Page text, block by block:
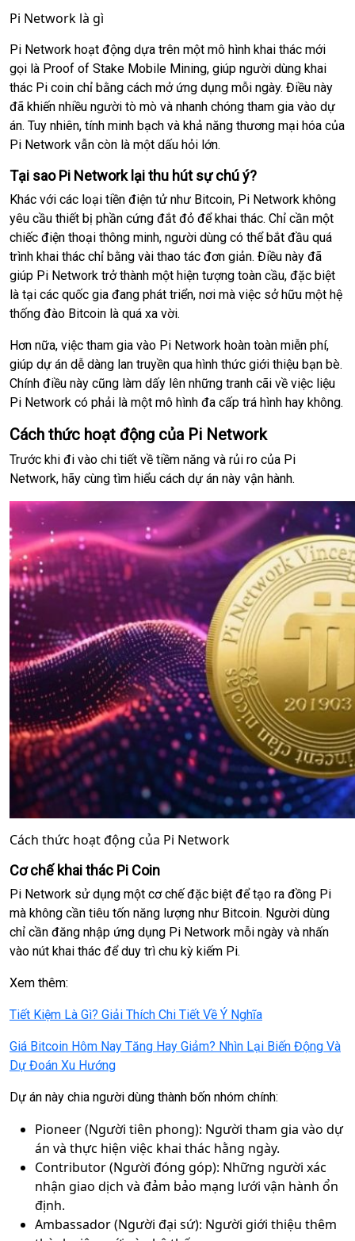
Pi Network là gì
Pi Network hoạt động dựa trên một mô hình khai thác mới
gọi là Proof of Stake Mobile Mining, giúp người dùng khai
thác Pi coin chỉ bằng cách mở ứng dụng mỗi ngày. Điều này
đã khiến nhiều người tò mò và nhanh chóng tham gia vào dự
án. Tuy nhiên, tính minh bạch và khả năng thương mại hóa của
Pi Network vẫn còn là một dấu hỏi lớn.
Tại sao Pi Network lại thu hút sự chú ý?
Khác với các loại tiền điện tử như Bitcoin, Pi Network không
yêu cầu thiết bị phần cứng đắt đỏ để khai thác. Chỉ cần một
chiếc điện thoại thông minh, người dùng có thể bắt đầu quá
trình khai thác chỉ bằng vài thao tác đơn giản. Điều này đã
giúp Pi Network trở thành một hiện tượng toàn cầu, đặc biệt
là tại các quốc gia đang phát triển, nơi mà việc sở hữu một hệ
thống đào Bitcoin là quá xa vời.
Hơn nữa, việc tham gia vào Pi Network hoàn toàn miễn phí,
giúp dự án dễ dàng lan truyền qua hình thức giới thiệu bạn bè.
Chính điều này cũng làm dấy lên những tranh cãi về việc liệu
Pi Network có phải là một mô hình đa cấp trá hình hay không.
Cách thức hoạt động của Pi Network
Trước khi đi vào chi tiết về tiềm năng và rủi ro của Pi
Network, hãy cùng tìm hiểu cách dự án này vận hành.
Cách thức hoạt động của Pi Network
Cơ chế khai thác Pi Coin
Pi Network sử dụng một cơ chế đặc biệt để tạo ra đồng Pi
mà không cần tiêu tốn năng lượng như Bitcoin. Người dùng
chỉ cần đăng nhập ứng dụng Pi Network mỗi ngày và nhấn
vào nút khai thác để duy trì chu kỳ kiếm Pi.
Xem thêm:
Tiết Kiệm Là Gì? Giải Thích Chi Tiết Về Ý Nghĩa
Giá Bitcoin Hôm Nay Tăng Hay Giảm? Nhìn Lại Biến Động Và
Dự Đoán Xu Hướng
Dự án này chia người dùng thành bốn nhóm chính:
Pioneer (Người tiên phong): Người tham gia vào dự
án và thực hiện việc khai thác hằng ngày.
Contributor (Người đóng góp): Những người xác
nhận giao dịch và đảm bảo mạng lưới vận hành ổn
định.
Ambassador (Người đại sứ): Người giới thiệu thêm